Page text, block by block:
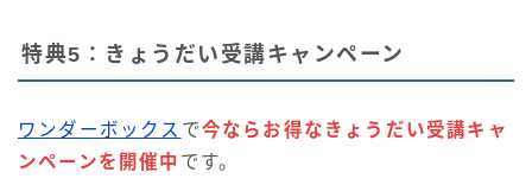
特典5：きょうだい受講キャンペーン
ワンダーボックス で今ならお得なきょうだい受講キャ
ンペーンを開催中 です。